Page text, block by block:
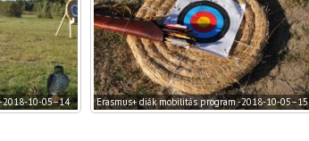
2018-10-05–14 Erasmus+ diák mobilitás program -2018-10-05–15